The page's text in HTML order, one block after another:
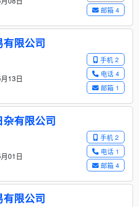
邮箱 4
限公司
手机 2
电话 4
邮箱 1
13日
有限公司
手机 2
电话 1
邮箱 4
01日
限公司